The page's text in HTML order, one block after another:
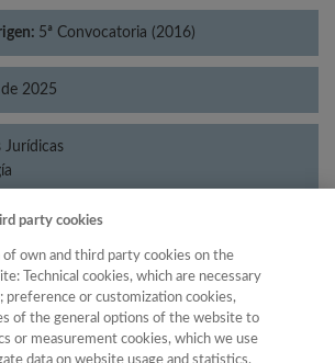
5ª Convocatoria (2016)
2025
Jurídicas
Filtrar
party cookies
of own and third party cookies on the
Technical cookies, which are necessary
preference or customization cookies,
of the general options of the website to
or measurement cookies, which we use